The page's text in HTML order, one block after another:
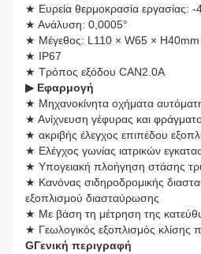
★ Ευρεία θερμοκρασία εργασίας: -
★ Ανάλυση: 0,0005°
★ Μέγεθος: L110 × W65 × H40mm
★ IP67
★ Τρόπος εξόδου CAN2.0A
▶ Εφαρμογή
★ Μηχανοκίνητα οχήματα
★ Ανίχνευση γέφυρας και
★ ακριβής έλεγχος επιπέδου
★ Ελέγχος γωνίας ιατρικών
★ Υπογειακή πλοήγηση στάσης
★ Κανόνας σιδηροδρομικής
εξοπλισμού διασταύρωσης
★ Με βάση τη μέτρηση της
★ Γεωλογικός εξοπλισμός κλίσης
GΓενική περιγραφή